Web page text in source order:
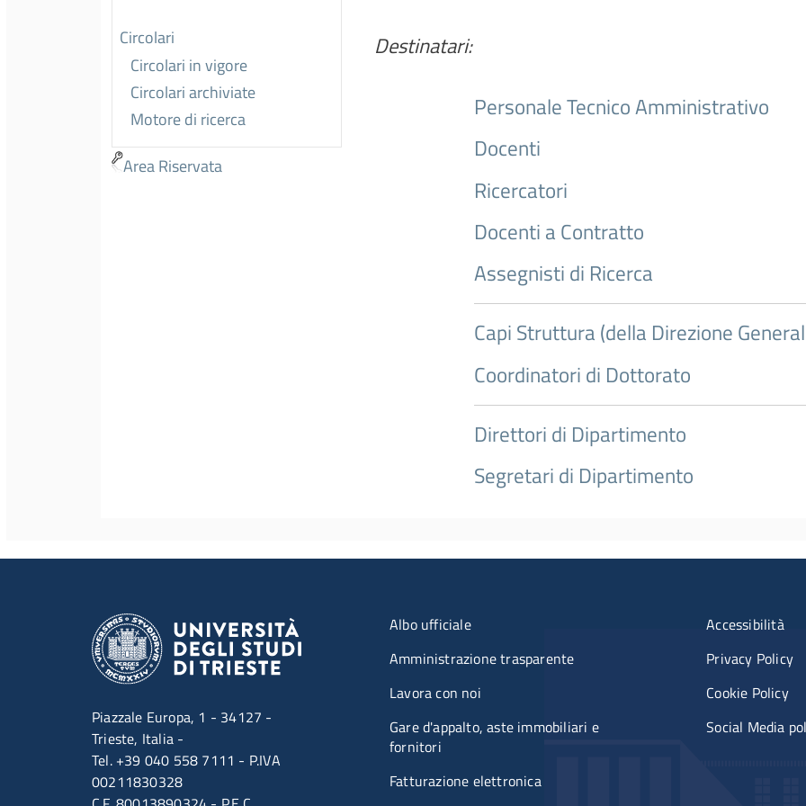
Circolari
Circolari in vigore
Circolari archiviate
Motore di ricerca
Area Riservata
Destinatari:
Personale Tecnico Amministrativo
Docenti
Ricercatori
Docenti a Contratto
Assegnisti di Ricerca
Capi Struttura (della Direzione
Coordinatori di Dottorato
Direttori di Dipartimento
Segretari di Dipartimento
Piazzale Europa, 1 - 34127 -
Trieste, Italia -
Tel. +39 040 558 7111 - P.IVA
00211830328
Menu organizzazione
Albo ufficiale
Amministrazione trasparente
Lavora con noi
Gare d'appalto, aste immobiliari e
fornitori
Fatturazione elettronica
Menù
Accessibilità
Privacy Policy
Cookie Policy
Social Media